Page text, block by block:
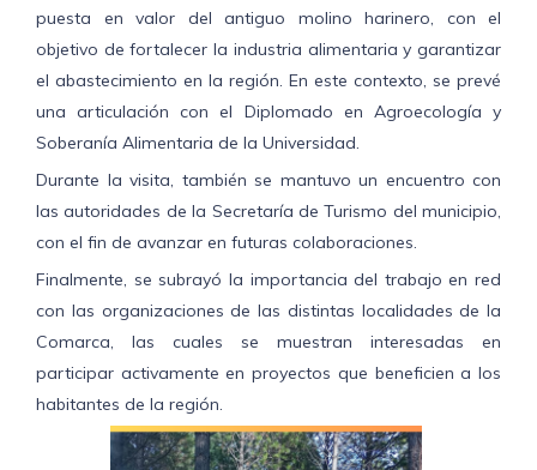
puesta en valor del antiguo molino harinero, con el
objetivo de fortalecer la industria alimentaria y garantizar
el abastecimiento en la región. En este contexto, se prevé
una articulación con el Diplomado en Agroecología y
Soberanía Alimentaria de la Universidad.
Durante la visita, también se mantuvo un encuentro con
las autoridades de la Secretaría de Turismo del municipio,
con el fin de avanzar en futuras colaboraciones.
Finalmente, se subrayó la importancia del trabajo en red
con las organizaciones de las distintas localidades de la
Comarca, las cuales se muestran interesadas en
participar activamente en proyectos que beneficien a los
habitantes de la región.